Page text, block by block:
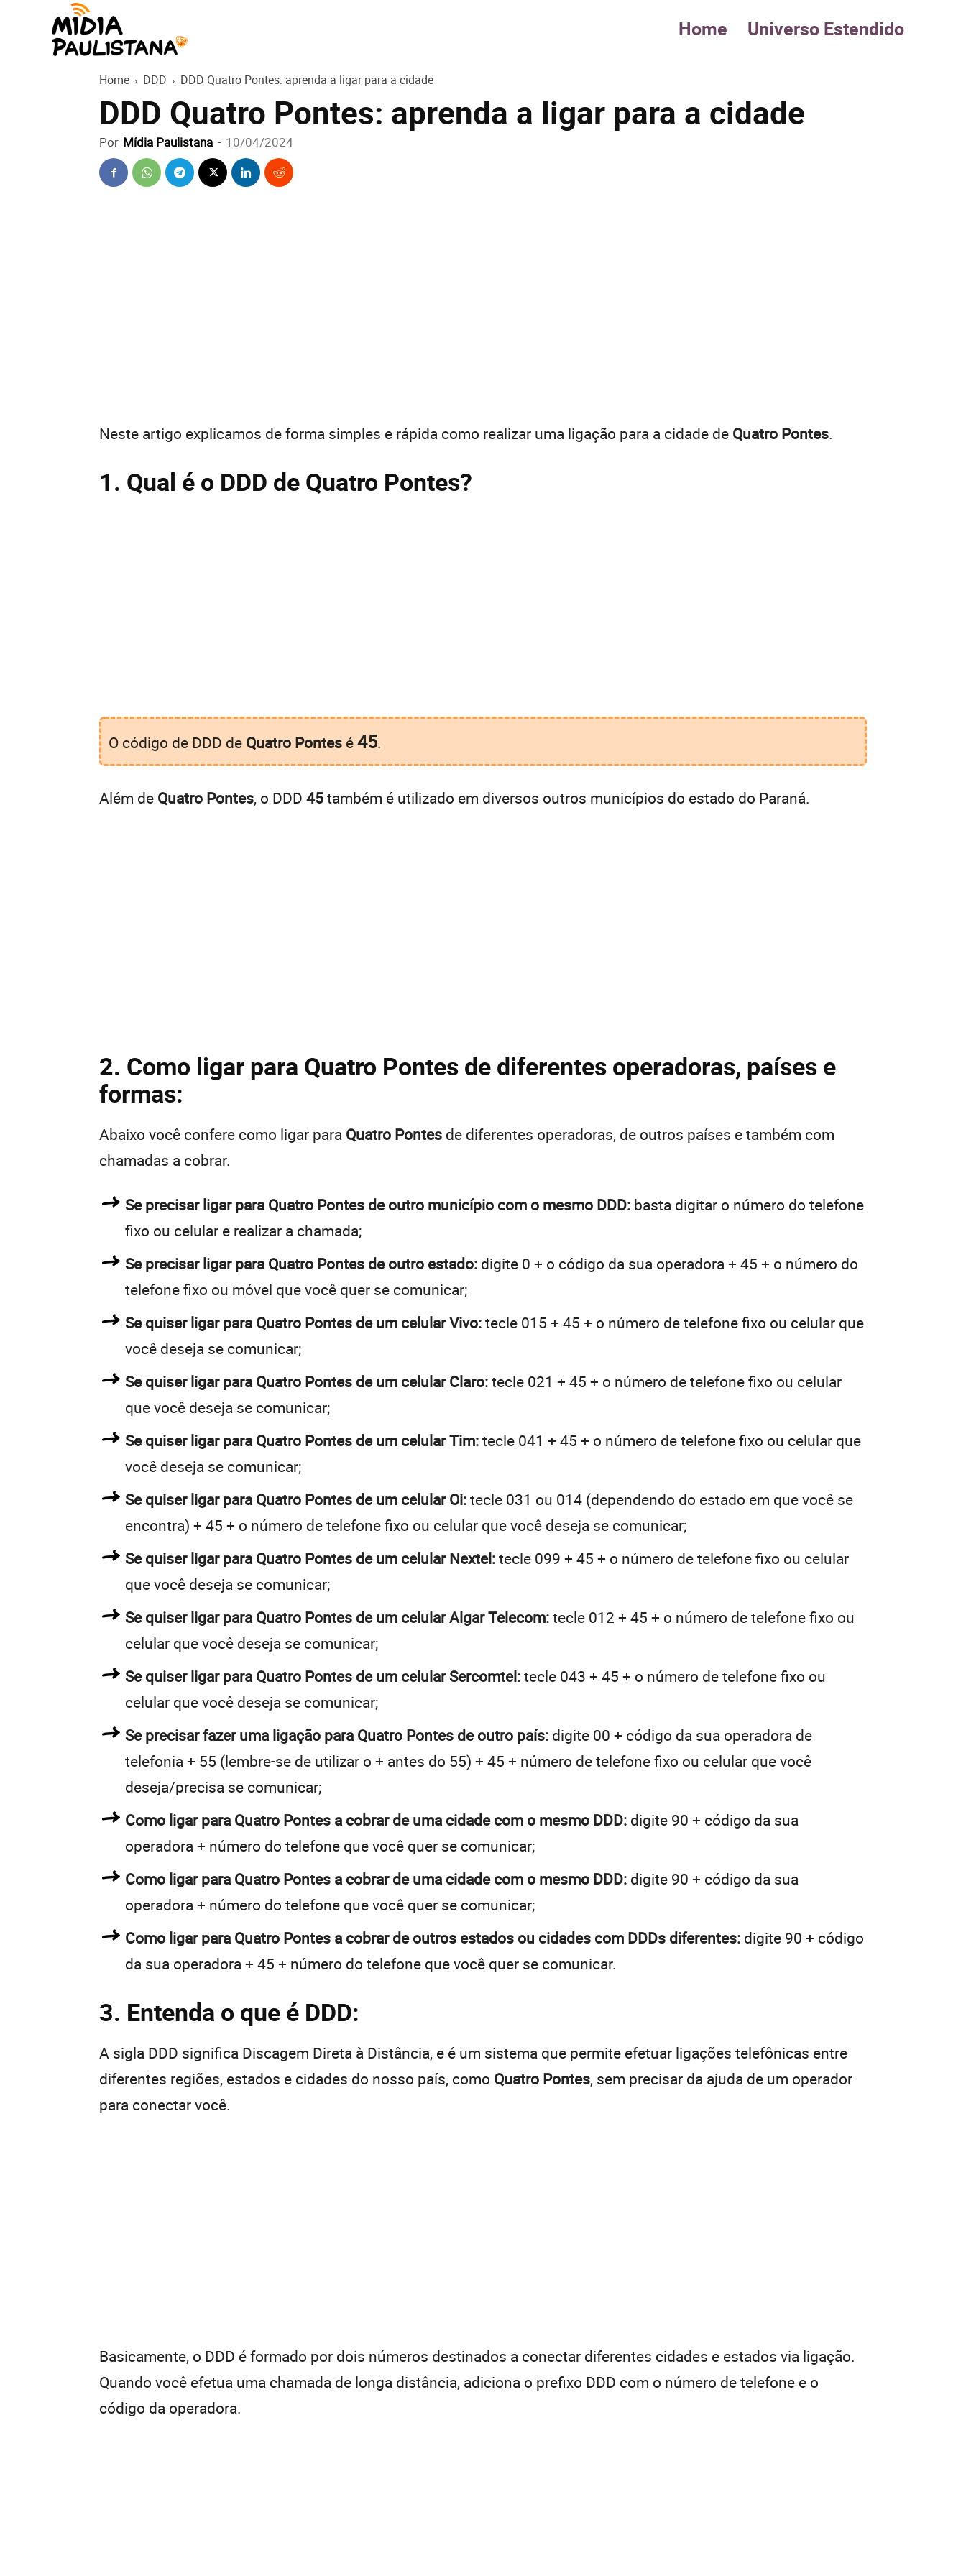
Paulistana
Home Universo Estendido
Home DDD DDD Quatro Pontes: aprenda a ligar para a cidade
DDD Quatro Pontes: aprenda a ligar para a cidade
Por Mídia Paulistana - 10/04/2024
Neste artigo explicamos de forma simples e rápida como realizar uma ligação para a cidade de Quatro Pontes.
1. Qual é o DDD de Quatro Pontes?
O código de DDD de Quatro Pontes é45.
Além de Quatro Pontes, o DDD 45também é utilizado em diversos outros municípios do estado do Paraná.
2. Como ligar para Quatro Pontes de diferentes operadoras, países e
formas:
Abaixo você confere como ligar para Quatro Pontes de diferentes operadoras, de outros países e também com
chamadas a cobrar.
Se precisar ligar para Quatro Pontes de outro município com o mesmo DDD: basta digitar o número do telefone
fixo ou celular e realizar a chamada;
Se precisar ligar para Quatro Pontes de outro estado: digite 0 + o código da sua operadora + 45 + o número do
telefone fixo ou móvel que você quer se comunicar;
Se quiser ligar para Quatro Pontes de um celular Vivo:tecle 015 + 45 + o número de telefone fixo ou celular que
você deseja se comunicar;
Se quiser ligar para Quatro Pontes de um celular Claro:tecle 021 + 45 + o número de telefone fixo ou celular
que você deseja se comunicar;
Se quiser ligar para Quatro Pontes de um celular Tim:tecle 041 + 45 + o número de telefone fixo ou celular que
você deseja se comunicar;
Se quiser ligar para Quatro Pontes de um celular Oi:tecle 031 ou 014 (dependendo do estado em que você se
encontra) + 45 + o número de telefone fixo ou celular que você deseja se comunicar;
Se quiser ligar para Quatro Pontes de um celular Nextel:tecle 099 + 45 + o número de telefone fixo ou celular
que você deseja se comunicar;
Se quiser ligar para Quatro Pontes de um celular Algar Telecom:tecle 012 + 45 + o número de telefone fixo ou
celular que você deseja se comunicar;
Se quiser ligar para Quatro Pontes de um celular Sercomtel:tecle 043 + 45 + o número de telefone fixo ou
celular que você deseja se comunicar;
Se precisar fazer uma ligação para Quatro Pontes de outro país: digite 00 + código da sua operadora de
telefonia + 55 (lembre-se de utilizar o + antes do 55) + 45 + número de telefone fixo ou celular que você
deseja/precisa se comunicar;
Como ligar para Quatro Pontes a cobrar de uma cidade com o mesmo DDD: digite 90 + código da sua
operadora + número do telefone que você quer se comunicar;
Como ligar para Quatro Pontes a cobrar de uma cidade com o mesmo DDD: digite 90 + código da sua
operadora + número do telefone que você quer se comunicar;
Como ligar para Quatro Pontes a cobrar de outros estados ou cidades com DDDs diferentes: digite 90 + código
da sua operadora + 45 + número do telefone que você quer se comunicar.
3. Entenda o que é DDD:
A sigla DDD significa Discagem Direta à Distância, e é um sistema que permite efetuar ligações telefônicas entre
diferentes regiões, estados e cidades do nosso país, como Quatro Pontes, sem precisar da ajuda de um operador
para conectar você.
Basicamente, o DDD é formado por dois números destinados a conectar diferentes cidades e estados via ligação.
Quando você efetua uma chamada de longa distância, adiciona o prefixo DDD com o número de telefone e o
código da operadora.